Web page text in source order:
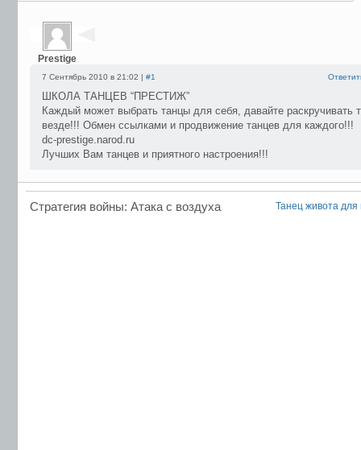
Prestige
7 Сентябрь 2010 в 21:02 | #1
ШКОЛА ТАНЦЕВ “ПРЕСТИЖ”
Каждый может выбрать танцы для себя, давайте раскручивать
везде!!! Обмен ссылками и продвижение танцев для каждого!!!
dc-prestige.narod.ru
Лучших Вам танцев и приятного настроения!!!
Стратегия войны: Атака с воздуха Танец живота